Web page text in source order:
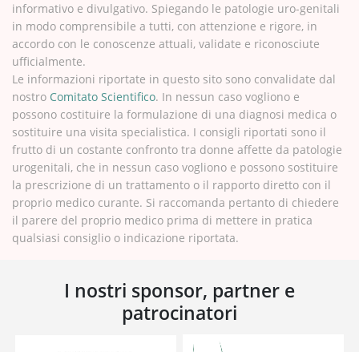
informativo e divulgativo. Spiegando le patologie uro-genitali
in modo comprensibile a tutti, con attenzione e rigore, in
accordo con le conoscenze attuali, validate e riconosciute
ufficialmente.
Le informazioni riportate in questo sito sono convalidate dal
nostro Comitato Scientifico. In nessun caso vogliono e
possono costituire la formulazione di una diagnosi medica o
sostituire una visita specialistica. I consigli riportati sono il
frutto di un costante confronto tra donne affette da patologie
urogenitali, che in nessun caso vogliono e possono sostituire
la prescrizione di un trattamento o il rapporto diretto con il
proprio medico curante. Si raccomanda pertanto di chiedere
il parere del proprio medico prima di mettere in pratica
qualsiasi consiglio o indicazione riportata.
I nostri sponsor, partner e
patrocinatori